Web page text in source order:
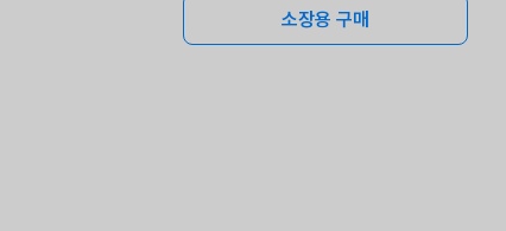
소장용 구매